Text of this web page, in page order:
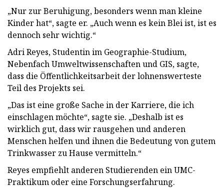
„Nur zur Beruhigung, besonders wenn man kleine
Kinder hat“, sagte er. „Auch wenn es kein Blei ist, ist es
dennoch sehr wichtig.“
Adri Reyes, Studentin im Geographie-Studium,
Nebenfach Umweltwissenschaften und GIS, sagte,
dass die Öffentlichkeitsarbeit der lohnenswerteste
Teil des Projekts sei.
„Das ist eine große Sache in der Karriere, die ich
einschlagen möchte“, sagte sie. „Deshalb ist es
wirklich gut, dass wir rausgehen und anderen
Menschen helfen und ihnen die Bedeutung von gutem
Trinkwasser zu Hause vermitteln.“
Reyes empfiehlt anderen Studierenden ein UMC-
Praktikum oder eine Forschungserfahrung.